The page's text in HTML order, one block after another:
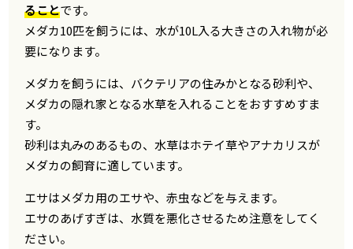
ることです。
メダカ10匹を飼うには、水が10L入る大きさの入れ物が必
要になります。
メダカを飼うには、バクテリアの住みかとなる砂利や、
メダカの隠れ家となる水草を入れることをおすすめすま
す。
砂利は丸みのあるもの、水草はホテイ草やアナカリスが
メダカの飼育に適しています。
エサはメダカ用のエサや、赤虫などを与えます。
エサのあげすぎは、水質を悪化させるため注意をしてく
ださい。